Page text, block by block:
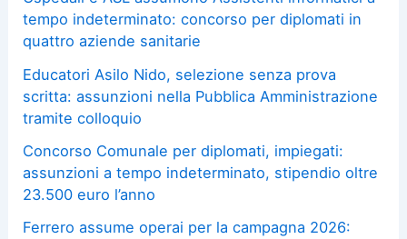
tempo indeterminato: concorso per diplomati in
quattro aziende sanitarie
Educatori Asilo Nido, selezione senza prova
scritta: assunzioni nella Pubblica Amministrazione
tramite colloquio
Concorso Comunale per diplomati, impiegati:
assunzioni a tempo indeterminato, stipendio oltre
23.500 euro l’anno
Ferrero assume operai per la campagna 2026: